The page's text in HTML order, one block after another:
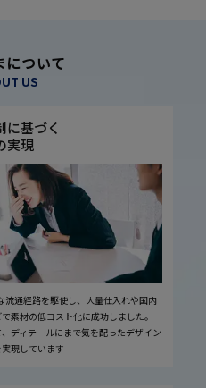
について
US
に基づく
実現
通経路を駆使し、大量仕入れや国内
素材の低コスト化に成功しました。
ディテールにまで気を配ったデザイン
現しています